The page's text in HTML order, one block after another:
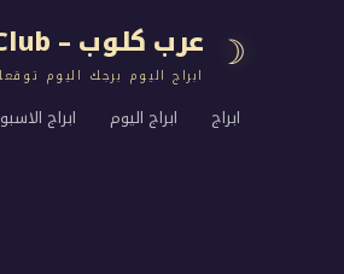
☽ عرب كلوب – Arab Club
ابراج اليوم برجك اليوم
ابراج ابراج اليوم ابراج